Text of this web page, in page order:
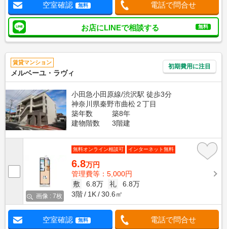
空室確認 無料 電話で問合せ
お店にLINEで相談する 無料
賃貸マンション
メルベーユ・ラヴィ
初期費用に注目
小田急小田原線/渋沢駅 徒歩3分
神奈川県秦野市曲松２丁目
築年数
築8年
建物階数
3階建
画像 : 7枚
無料オンライン相談可 インターネット無料
6.8万円
管理費等：5,000円
敷
6.8万 礼
6.8万
3階
1K 30.6㎡
空室確認 無料 電話で問合せ